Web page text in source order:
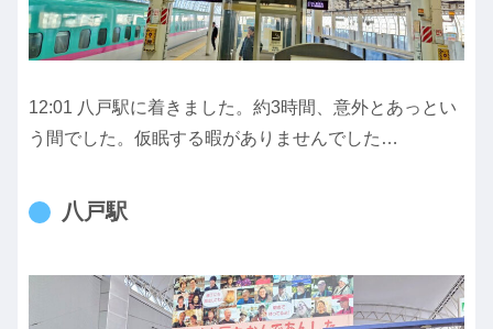
12:01 八戸駅に着きました。約3時間、意外とあっとい
う間でした。仮眠する暇がありませんでした…
八戸駅